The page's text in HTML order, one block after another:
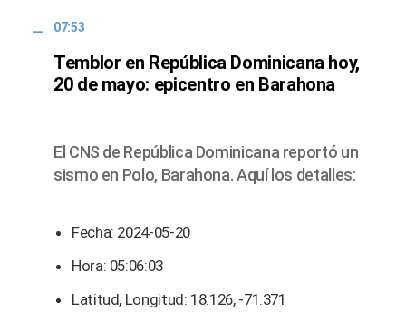
07:53
Temblor en República Dominicana hoy,
20 de mayo: epicentro en Barahona
El CNS de República Dominicana reportó un
sismo en Polo, Barahona. Aquí los detalles:
Fecha: 2024-05-20
Hora: 05:06:03
Latitud, Longitud: 18.126, -71.371